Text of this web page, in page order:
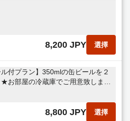
8,200 JPY 選擇
ル付プラン】350mlの缶ビールを２
お部屋の冷蔵庫でご用意致しま
8,800 JPY 選擇